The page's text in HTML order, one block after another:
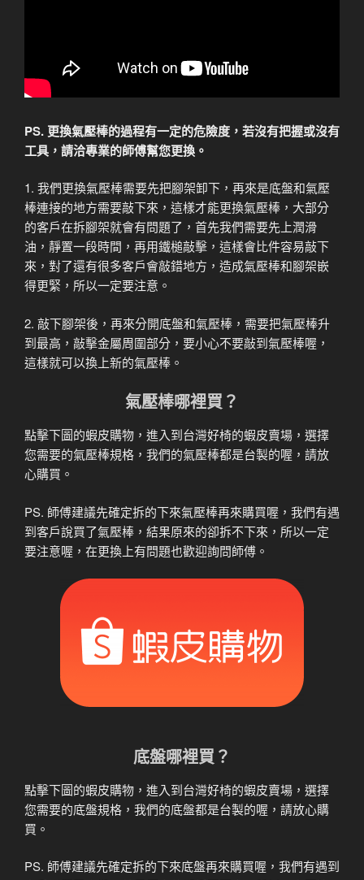
PS. 更換氣壓棒的過程有一定的危險度，若沒有把握或沒有
工具，請洽專業的師傅幫您更換。
1. 我們更換氣壓棒需要先把腳架卸下，再來是底盤和氣壓
棒連接的地方需要敲下來，這樣才能更換氣壓棒，大部分
的客戶在拆腳架就會有問題了，首先我們需要先上潤滑
油，靜置一段時間，再用鐵槌敲擊，這樣會比件容易敲下
來，對了還有很多客戶會敲錯地方，造成氣壓棒和腳架嵌
得更緊，所以一定要注意。
2. 敲下腳架後，再來分開底盤和氣壓棒，需要把氣壓棒升
到最高，敲擊金屬周圍部分，要小心不要敲到氣壓棒喔，
這樣就可以換上新的氣壓棒。
氣壓棒哪裡買？
點擊下圖的蝦皮購物，進入到台灣好椅的蝦皮賣場，選擇
您需要的氣壓棒規格，我們的氣壓棒都是台製的喔，請放
心購買。
PS. 師傅建議先確定拆的下來氣壓棒再來購買喔，我們有遇
到客戶說買了氣壓棒，結果原來的卻拆不下來，所以一定
要注意喔，在更換上有問題也歡迎詢問師傅。
底盤哪裡買？
點擊下圖的蝦皮購物，進入到台灣好椅的蝦皮賣場，選擇
您需要的底盤規格，我們的底盤都是台製的喔，請放心購
買。
PS. 師傅建議先確定拆的下來底盤再來購買喔，我們有遇到